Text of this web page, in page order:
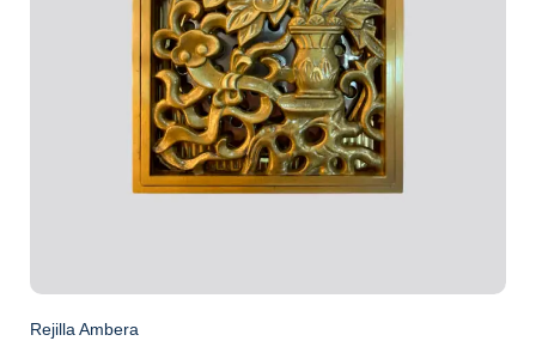
Rejilla Ambera